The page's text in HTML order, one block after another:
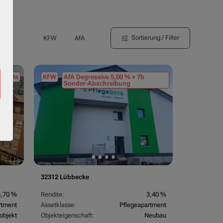
KFW AfA Sortierung / Filter
%
KFW
AfA Degressive 5,00 % + 7b
Sonder-Abschreibung
32312 Lübbecke
Rendite:
3,40 %
Assetklasse:
Pflegeapartment
Objekteigenschaft:
Neubau